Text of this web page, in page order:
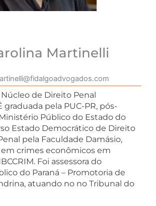
Martinelli
de Direito Penal
graduada pela PUC-PR, pós-
Público do Estado do
Estado Democrático de Direito
pela Faculdade Damásio,
em crimes econômicos em
Foi assessora do
do Paraná – Promotoria de
atuando no no Tribunal do